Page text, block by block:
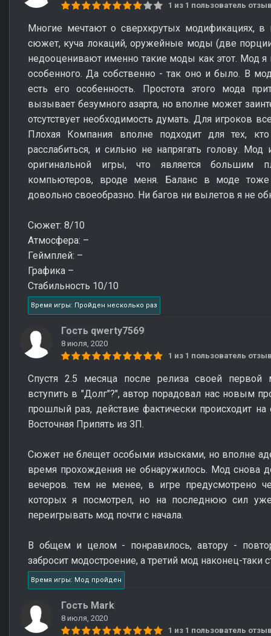
1 из 1 пользователь
Многие мечтают о сверхкрутых модификациях,
сюжет, куча локаций, оружейные моды (две
недооценивают именно такие моды как этот. Мод я
особенного. Да собственно - так оно и было. В
есть его особенность. Простота этого мода
вызывает безумного азарта, но вполне может
отсутствует необходимость думать. Для игроков
Плохая Компания вполне подходит для тех,
расслабиться, и сильно не напрягать голову. Мод
оригинальной игры, что является большим
компьютеров, вроде меня. Баланс в моде тоже
довольно своеобразно. Ни багов ни вылетов я не
Сюжет: 8/10
Атмосфера: –
Геймплей: –
Графика –
Стабильность 10/10
Время игры: Пройден несколько раз
Гость qwerty7569
8 июля, 2020
1 из 1 пользователь
Спустя 2.5 месяца после релиза своей
вступить в "Долг"?", автор порадовал нас новым
прошлый раз, действие фактически происходит
Восточная Припять из ЗП.
Сюжет не блещет особыми изысками, но вполне
время прохождения не обнаружилось. Мод снова
вечеров. тем не менее, в игре предусмотрено
которых я посмотрел, но на последнюю сил
переигрывать мод почти с начала.
В общем и целом - понравилось, автору -
забросит модостроение, а третий мод наконец-
Время игры: Мод пройден
Гость Mark
8 июля, 2020
1 из 1 пользователь